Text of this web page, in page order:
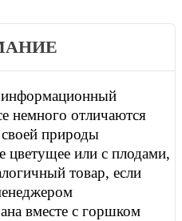
информационный
немного отличаются
природы
цветущее или с плодами,
товар, если
вместе с горшком